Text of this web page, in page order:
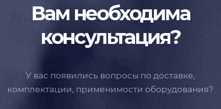
Вам необходима
консультация?
У вас появились вопросы по доставке,
комплектации, применимости оборудования?